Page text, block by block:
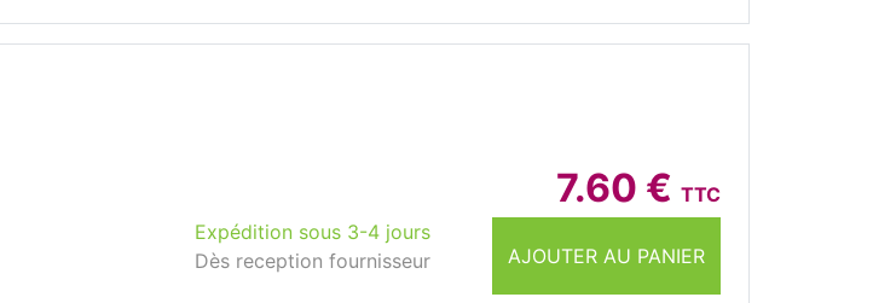
7.60 € TTC
AJOUTER AU PANIER
Expédition sous 3-4 jours
Dès reception fournisseur